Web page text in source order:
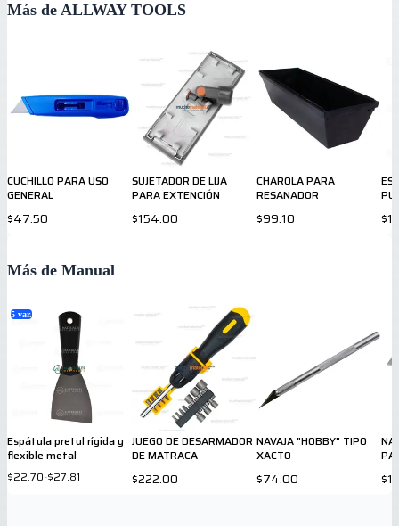
Más de ALLWAY TOOLS
CUCHILLO PARA USO
GENERAL
$47.50
SUJETADOR DE LIJA
PARA EXTENCIÓN
$154.00
CHAROLA PARA
RESANADOR
$99.10
Más de Manual
5 var.
Espátula pretul rígida y
flexible metal
$22.70-$27.81
JUEGO DE DESARMADOR
DE MATRACA
$222.00
NAVAJA "HOBBY" TIPO
XACTO
$74.00